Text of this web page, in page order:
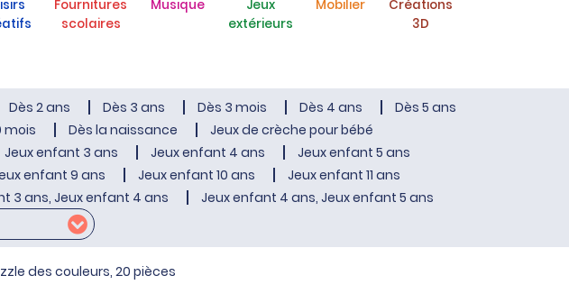
Fournitures
scolaires
Musique
Jeux
extérieurs
Mobilier
Créations
3D
Dès 2 ans Dès 3 ans Dès 3 mois Dès 4 ans
Dès 5 ans
mois Dès la naissance
Jeux de crèche pour bébé
Jeux enfant 3 ans Jeux enfant 4 ans
Jeux enfant 5 ans
enfant 9 ans Jeux enfant 10 ans
Jeux enfant 11 ans
3 ans, Jeux enfant 4 ans Jeux enfant 4 ans, Jeux enfant 5 ans
des couleurs, 20 pièces